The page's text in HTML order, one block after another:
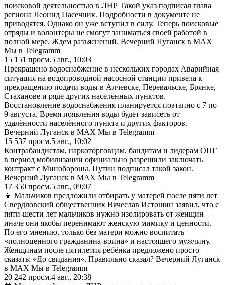
поисковой деятельностью в ЛНР Такой указ подписал глава
региона Леонид Пасечник. Подробности в документе не
приводятся. Однако он уже вступил в силу. Теперь поисковые
отряды и волонтеры не смогут заниматься своей работой в
полной мере. Ждем разъяснений. Вечерний Луганск в MAX
Мы в Telegramm
15 151 просм.5 авг., 10:03
Прекращено водоснабжение в нескольких городах Аварийная
ситуация на водопроводной насосной станции привела к
прекращению подачи воды в Алчевске, Перевальске, Брянке,
Стаханове и ряде других населённых пунктов.
Восстановление водоснабжения планируется поэтапно с 7 по
9 августа. Время появления воды будет зависеть от
удалённости населённого пункта и других факторов.
Вечерний Луганск в MAX Мы в Telegramm
15 537 просм.5 авг., 10:02
Контрабандистам, наркоторговцам, бандитам и лидерам ОПГ
в период мобилизации официально разрешили заключать
контракт с Минобороны. Путин подписал такой закон.
Вечерний Луганск в MAX Мы в Telegramm
17 350 просм.5 авг., 09:07
👦 Мальчиков предложили отбирать у матерей после пяти лет
Свердловский общественник Вячеслав Истошин заявил, что с
пяти-шести лет мальчиков нужно изолировать от женщин —
иначе они якобы перенимают женскую мимику и ценности.
По его мнению, только без матери можно воспитать
«полноценного гражданина-воина» и настоящего мужчину.
Женщинам после пятилетия ребёнка предложено просто
сказать: «До свидания». Правильно сказал? Вечерний Луганск
в MAX Мы в Telegramm
20 242 просм.4 авг., 20:38